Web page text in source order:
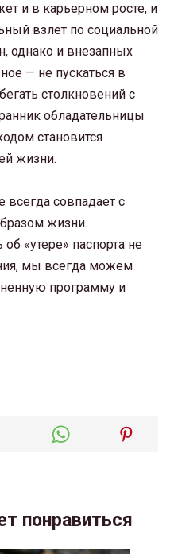
и в карьерном росте, и
взлет по социальной
однако и внезапных
— не пускаться в
столкновений с
обладательницы
становится
жизни.
всегда совпадает с
жизни.
«утере» паспорта не
мы всегда можем
программу и
понравиться